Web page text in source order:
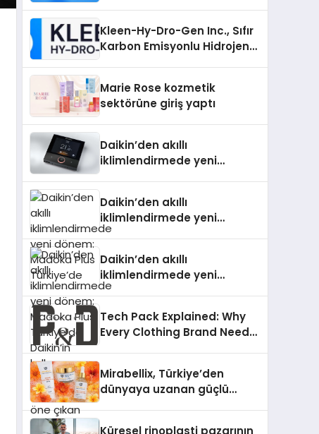
Kleen-Hy-Dro-Gen Inc., Sıfır
Karbon Emisyonlu Hidrojen
Aldı
Marie Rose kozmetik
sektörüne giriş yaptı
Daikin’den akıllı
iklimlendirmede yeni
Daikin’den akıllı
iklimlendirmede yeni
dönem: Madoka Plus
Daikin’den akıllı
iklimlendirmede yeni
dönem: Madoka Plus
dostu tasarımıyla öne çıkan
Madoka ailesinin yeni nesil
teknolojilerle donatılmış son
modeli VRV kontrol ünitesi
Madoka Plus Türkiye’de
satışa sunuldu. Tam
dokunmatik ekranı, mobil
uygulama desteği ve akıllı
Tech Pack Explained: Why
Every Clothing Brand Needs
Mirabellix, Türkiye’den
dünyaya uzanan güçlü
Küresel rinoplasti pazarının